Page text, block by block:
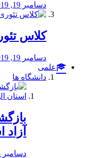
دسامبر 19, 2019
کلاس
دسامبر 19, 2019
علمی
دانشگاه ها
دسامبر 25, 2019